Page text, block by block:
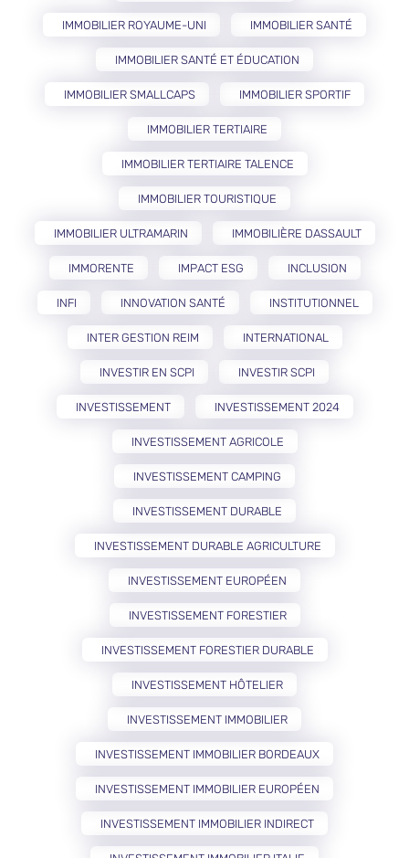
IMMOBILIER ROYAUME-UNI IMMOBILIER SANTÉ
IMMOBILIER SANTÉ ET ÉDUCATION
IMMOBILIER SMALLCAPS IMMOBILIER SPORTIF
IMMOBILIER TERTIAIRE
IMMOBILIER TERTIAIRE TALENCE
IMMOBILIER TOURISTIQUE
IMMOBILIER ULTRAMARIN IMMOBILIÈRE DASSAULT
IMMORENTE IMPACT ESG INCLUSION
INFI INNOVATION SANTÉ INSTITUTIONNEL
INTER GESTION REIM INTERNATIONAL
INVESTIR EN SCPI INVESTIR SCPI
INVESTISSEMENT INVESTISSEMENT 2024
INVESTISSEMENT AGRICOLE
INVESTISSEMENT CAMPING
INVESTISSEMENT DURABLE
INVESTISSEMENT DURABLE AGRICULTURE
INVESTISSEMENT EUROPÉEN
INVESTISSEMENT FORESTIER
INVESTISSEMENT FORESTIER DURABLE
INVESTISSEMENT HÔTELIER
INVESTISSEMENT IMMOBILIER
INVESTISSEMENT IMMOBILIER BORDEAUX
INVESTISSEMENT IMMOBILIER EUROPÉEN
INVESTISSEMENT IMMOBILIER INDIRECT